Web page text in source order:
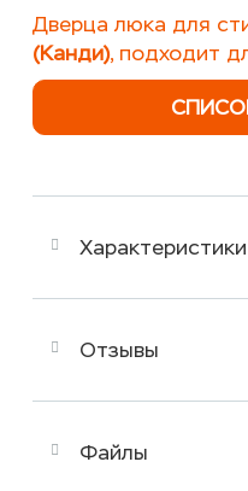
Дверца люка для
(Канди), подходит
Характеристики
Отзывы
Файлы